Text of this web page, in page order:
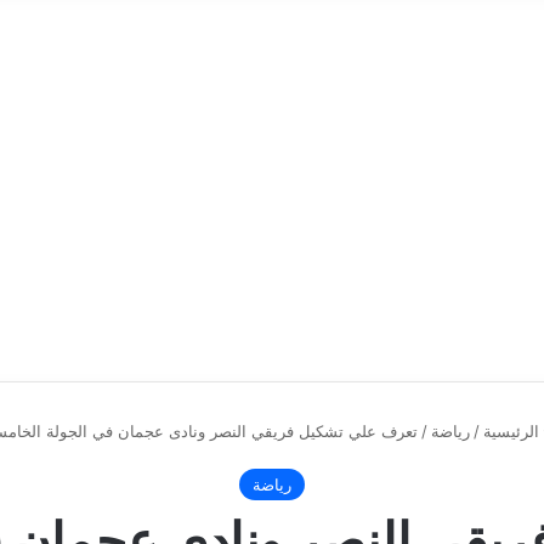
الرئيسية / رياضة / تعرف علي تشكيل فريقي النصر ونادى عجمان في الجولة
رياضة